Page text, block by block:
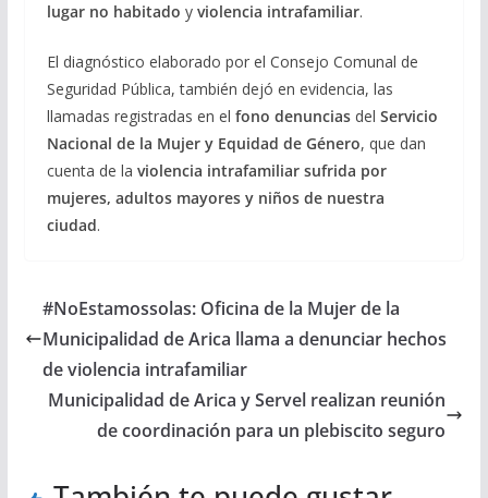
lugar no habitado yviolencia intrafamiliar.
El diagnóstico elaborado por el Consejo Comunal de
Seguridad Pública, también dejó en evidencia, las
llamadas registradas en el fono denunciasdel Servicio
Nacional de la Mujer y Equidad de Género, que dan
cuenta de la violencia intrafamiliar sufrida por
mujeres, adultos mayores y niños de nuestra
ciudad.
#NoEstamossolas: Oficina de la Mujer de la
Municipalidad de Arica llama a denunciar hechos
de violencia intrafamiliar
Municipalidad de Arica y Servel realizan reunión
de coordinación para un plebiscito seguro